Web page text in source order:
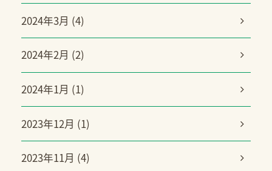
2024年3月 (4)
2024年2月 (2)
2024年1月 (1)
2023年12月 (1)
2023年11月 (4)